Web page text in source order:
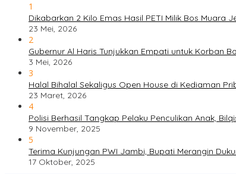
1
Dikabarkan 2 Kilo Emas Hasil PETI Milik Bos Muara
23 Mei, 2026
2
Gubernur Al Haris Tunjukkan Empati untuk Korban
3 Mei, 2026
3
Halal Bihalal Sekaligus Open House di Kediaman
23 Maret, 2026
4
Polisi Berhasil Tangkap Pelaku Penculikan Anak,
9 November, 2025
5
Terima Kunjungan PWI Jambi, Bupati Merangin
17 Oktober, 2025